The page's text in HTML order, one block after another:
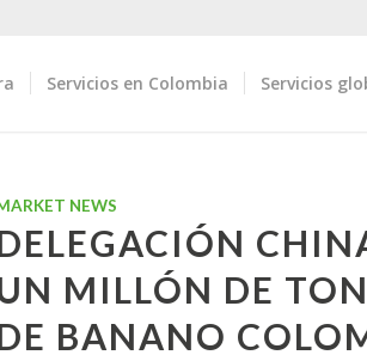
Servicios en Colombia Servicios
NEWS
MILLÓN DE
BANANO